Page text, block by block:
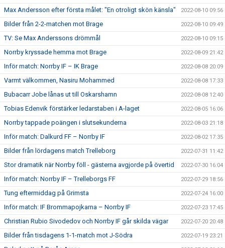
Max Andersson efter första målet: "En otroligt skön känsla" 2022-08-10 09:56
Bilder från 2-2-matchen mot Brage 2022-08-10 09:49
TV: Se Max Anderssons drömmål 2022-08-10 09:15
Norrby kryssade hemma mot Brage 2022-08-09 21:42
Inför match: Norrby IF – IK Brage 2022-08-08 20:09
Varmt välkommen, Nasiru Mohammed 2022-08-08 17:33
Bubacarr Jobe lånas ut till Oskarshamn 2022-08-08 12:40
Tobias Edenvik förstärker ledarstaben i A-laget 2022-08-05 16:06
Norrby tappade poängen i slutsekunderna 2022-08-03 21:18
Inför match: Dalkurd FF – Norrby IF 2022-08-02 17:35
Bilder från lördagens match Trelleborg 2022-07-31 11:42
Stor dramatik när Norrby föll - gästerna avgjorde på övertid 2022-07-30 16:04
Inför match: Norrby IF – Trelleborgs FF 2022-07-29 18:56
Tung eftermiddag på Grimsta 2022-07-24 16:00
Inför match: IF Brommapojkarna – Norrby IF 2022-07-23 17:45
Christian Rubio Sivodedov och Norrby IF går skilda vägar 2022-07-20 20:48
Bilder från tisdagens 1-1-match mot J-Södra 2022-07-19 23:21